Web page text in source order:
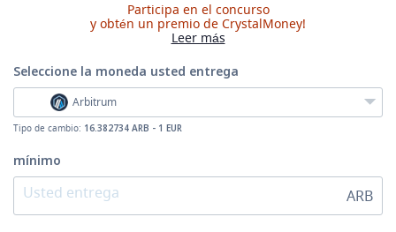
Participa en el concurso
y obtén un premio de CrystalMoney!
Leer más
Seleccione la moneda usted entrega
Arbitrum
Tipo de cambio: 16.382734 ARB - 1 EUR
mínimo
ARB